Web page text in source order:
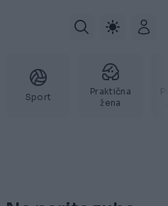
Sport
Praktična
žena